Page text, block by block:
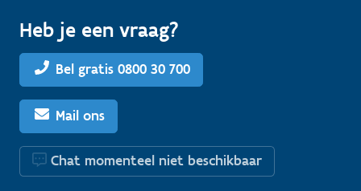
Heb je een vraag?
Bel gratis 0800 30 700
Mail ons
Chat momenteel niet beschikbaar